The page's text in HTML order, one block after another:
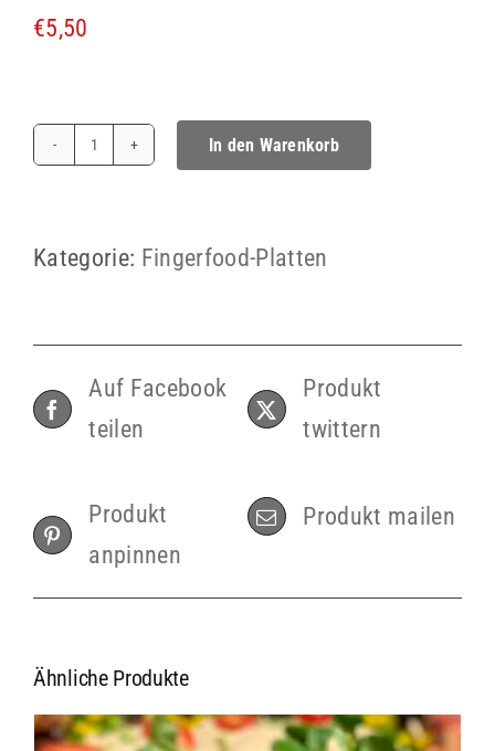
€5,50
Gekochtes
im
In den Warenkorb
Kategorie: Fingerfood-Platten
Auf Facebook
teilen
Produkt
twittern
Produkt
anpinnen
Produkt mailen
Ähnliche Produkte